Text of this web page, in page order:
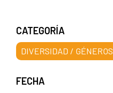
CATEGORÍA
DIVERSIDAD / GÉNEROS
FECHA